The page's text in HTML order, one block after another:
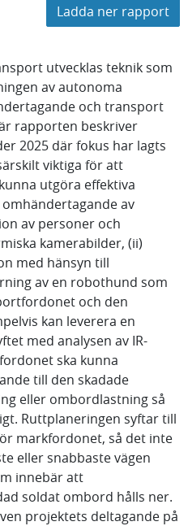
Ladda ner rapport
utvecklas teknik som
av autonoma
och transport
rapporten beskriver
2025 där fokus har lagts
viktiga för att
utgöra effektiva
av
av personer och
kamerabilder, (ii)
med hänsyn till
av en robothund som
och den
kan leverera en
med analysen av IR-
ska kunna
till den skadade
eller ombordlastning så
Ruttplaneringen syftar till
markfordonet, så det inte
eller snabbaste vägen
innebär att
soldat ombord hålls ner.
projektets deltagande på